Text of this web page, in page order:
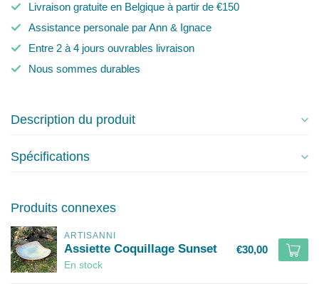
Livraison gratuite en Belgique à partir de €150
Assistance personale par Ann & Ignace
Entre 2 à 4 jours ouvrables livraison
Nous sommes durables
Description du produit
Spécifications
Produits connexes
ARTISANNI
Assiette Coquillage Sunset
En stock
€30,00